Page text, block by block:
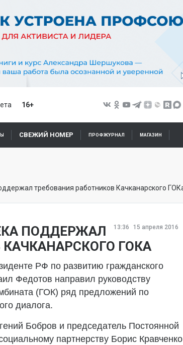
16+
СВЕЖИЙ НОМЕР ПРОФЖУРНАЛ МАГАЗИН
требования работников Качканарского
13:36 15 апреля 2016
ПОДДЕРЖАЛ
ГОКА
РФ по развитию гражданского
Федотов направил руководству
(ГОК) ряд предложений по
диалога.
Бобров и председатель Постоянной
партнерству Борис Кравченко